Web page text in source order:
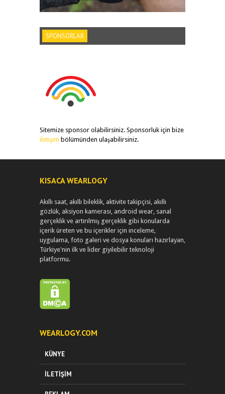
SPONSORLAR
Sitemize sponsor olabilirsiniz. Sponsorluk için bize
iletişim bölümünden ulaşabilirsiniz.
KISACA WEARLOGY
Akıllı saat, akıllı bileklik, aktivite takipçisi, akıllı
gözlük, aksiyon kamerası, android wear, sanal
gerçeklik ve artırılmış gerçeklik gibi konularda
içerik üreten ve bu içerikler için inceleme,
uygulama, foto galeri ve dosya konuları hazırlayan,
Türkiye'nin ilk ve lider giyilebilir teknoloji
platformu.
WEARLOGY.COM
KÜNYE
İLETIŞIM